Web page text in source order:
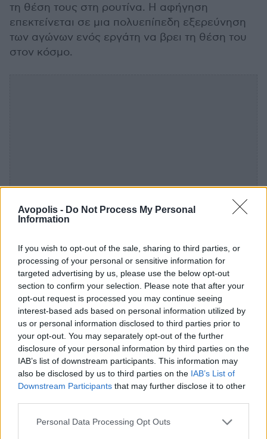
Avopolis - Do Not Process My Personal
Information
If you wish to opt-out of the sale, sharing to third parties, or
processing of your personal or sensitive information for
targeted advertising by us, please use the below opt-out
section to confirm your selection. Please note that after your
opt-out request is processed you may continue seeing
interest-based ads based on personal information utilized by
us or personal information disclosed to third parties prior to
your opt-out. You may separately opt-out of the further
disclosure of your personal information by third parties on the
IAB’s list of downstream participants. This information may
also be disclosed by us to third parties on the IAB’s List of
Downstream Participants that may further disclose it to other
Personal Data Processing Opt Outs
τη θέση τους στη ρουτίνα. Η αφήγηση
επεκτείνεται σε μια πολυεπίπεδη εξερεύνηση
των αγώνων ενός εργάτη να βρει τη θέση του
στον κόσμο.